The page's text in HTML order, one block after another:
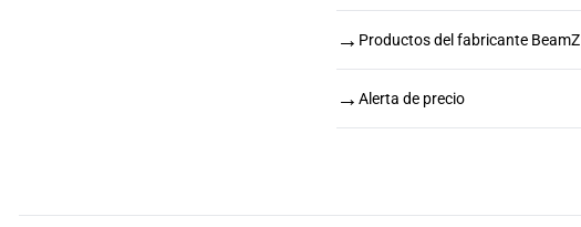
→ Productos del fabricante BeamZ
→ Alerta de precio